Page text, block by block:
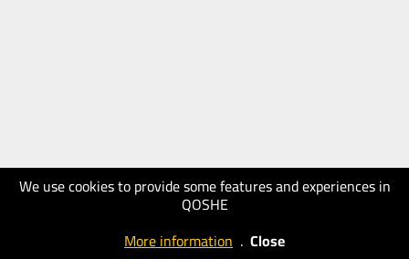
We use cookies to provide some features and experiences in
QOSHE
More information . Close